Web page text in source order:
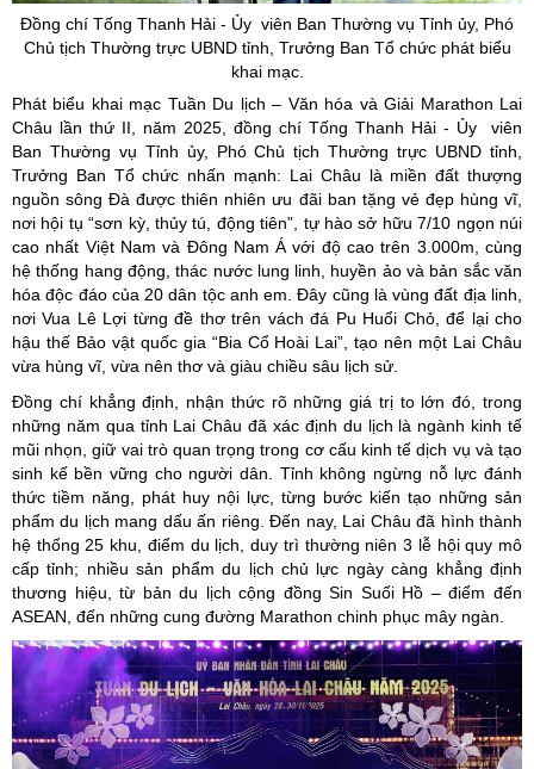
Đồng chí Tống Thanh Hải - Ủy viên Ban Thường vụ Tỉnh ủy, Phó
Chủ tịch Thường trực UBND tỉnh, Trưởng Ban Tổ chức phát biểu
khai mạc.
Phát biểu khai mạc Tuần Du lịch – Văn hóa và Giải Marathon Lai
Châu lần thứ II, năm 2025, đồng chí Tống Thanh Hải - Ủy viên
Ban Thường vụ Tỉnh ủy, Phó Chủ tịch Thường trực UBND tỉnh,
Trưởng Ban Tổ chức nhấn mạnh: Lai Châu là miền đất thượng
nguồn sông Đà được thiên nhiên ưu đãi ban tặng vẻ đẹp hùng vĩ,
nơi hội tụ “sơn kỳ, thủy tú, động tiên”, tự hào sở hữu 7/10 ngọn núi
cao nhất Việt Nam và Đông Nam Á với độ cao trên 3.000m, cùng
hệ thống hang động, thác nước lung linh, huyền ảo và bản sắc văn
hóa độc đáo của 20 dân tộc anh em. Đây cũng là vùng đất địa linh,
nơi Vua Lê Lợi từng đề thơ trên vách đá Pu Huổi Chỏ, để lại cho
hậu thế Bảo vật quốc gia “Bia Cổ Hoài Lai”, tạo nên một Lai Châu
vừa hùng vĩ, vừa nên thơ và giàu chiều sâu lịch sử.
Đồng chí khẳng định, nhận thức rõ những giá trị to lớn đó, trong
những năm qua tỉnh Lai Châu đã xác định du lịch là ngành kinh tế
mũi nhọn, giữ vai trò quan trọng trong cơ cấu kinh tế dịch vụ và tạo
sinh kế bền vững cho người dân. Tỉnh không ngừng nỗ lực đánh
thức tiềm năng, phát huy nội lực, từng bước kiến tạo những sản
phẩm du lịch mang dấu ấn riêng. Đến nay, Lai Châu đã hình thành
hệ thống 25 khu, điểm du lịch, duy trì thường niên 3 lễ hội quy mô
cấp tỉnh; nhiều sản phẩm du lịch chủ lực ngày càng khẳng định
thương hiệu, từ bản du lịch cộng đồng Sin Suối Hồ – điểm đến
ASEAN, đến những cung đường Marathon chinh phục mây ngàn.